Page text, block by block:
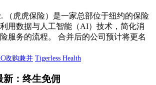
（虎虎保险）是一家总部位于纽约的保险
用数据与人工智能（AI）技术，简化消
服务的流程。 合并后的公司预计将更名
收购兼并 Tigerless Health
新：终生免佣